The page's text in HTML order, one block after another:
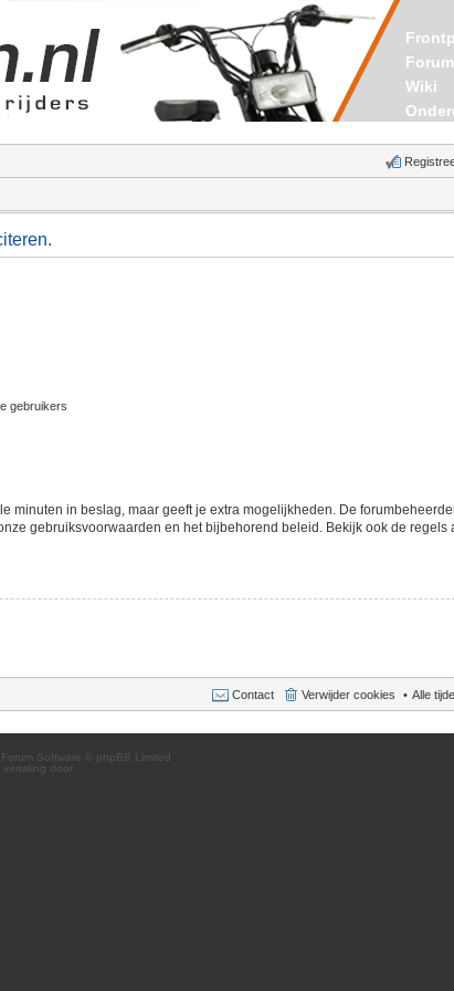
Forum
Wiki
gebruikers
minuten in beslag, maar geeft je extra mogelijkheden. De
gebruiksvoorwaarden en het bijbehorend beleid. Bekijk ook de regels
Alle
Verwijder cookies
Contact
Forum Software © phpBB Limited
vertaling door